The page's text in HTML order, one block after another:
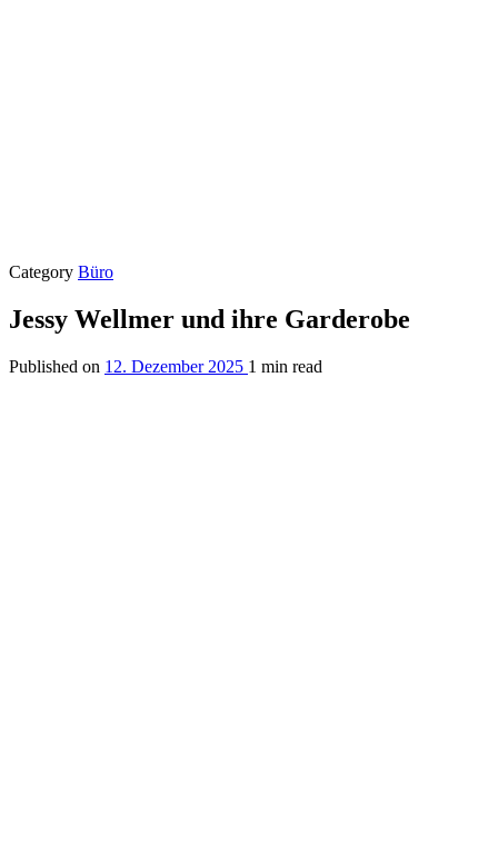
Category Büro
Jessy Wellmer und ihre Garderobe
Published on 12. Dezember 2025 1 min read